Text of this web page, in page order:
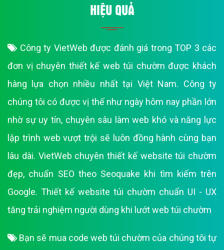
HIỆU QUẢ
Công ty VietWeb được đánh giá trong TOP 3 các
đơn vị chuyên thiết kế web túi chườm được khách
hàng lựa chọn nhiều nhất tại Việt Nam. Công ty
chúng tôi có được vị thế như ngày hôm nay phần lớn
nhờ sự uy tín, chuyên sâu làm web khó và năng lực
lập trình web vượt trội sẽ luôn đồng hành cùng bạn
lâu dài. VietWeb chuyên thiết kế website túi chườm
đẹp, chuẩn SEO theo Seoquake khi tìm kiếm trên
Google. Thiết kế website túi chườm chuẩn UI - UX
tăng trải nghiệm người dùng khi lướt web túi chườm
Bạn sẽ mua code web túi chườm của chúng tôi tự